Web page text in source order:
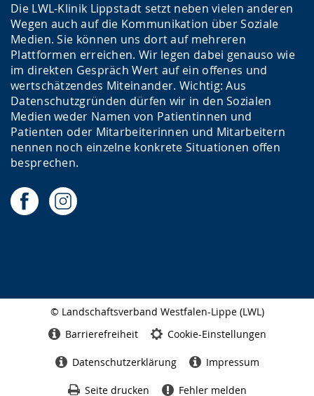
Die LWL-Klinik Lippstadt setzt neben vielen anderen
Wegen auch auf die Kommunikation über Soziale
Medien. Sie können uns dort auf mehreren
Plattformen erreichen. Wir legen dabei genauso wie
im direkten Gespräch Wert auf ein offenes und
wertschätzendes Miteinander. Wichtig: Aus
Datenschutzgründen dürfen wir in den Sozialen
Medien weder Namen von Patientinnen und
Patienten oder Mitarbeiterinnen und Mitarbeitern
nennen noch einzelne konkrete Situationen offen
besprechen.
© Landschaftsverband Westfalen-Lippe (LWL)
Barrierefreiheit Cookie-Einstellungen
Datenschutzerklärung Impressum
Seite drucken Fehler melden